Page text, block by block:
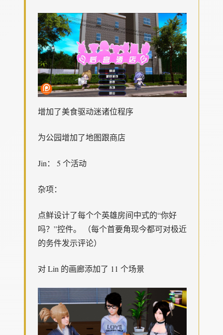
增加了美食驱动迷诸位程序
为公园增加了地图跟商店
Jin： 5 个活动
杂项：
点鲜设计了每个个英雄房间中式的“你好
吗？”控件。 （每个首要角现今都可对极近
的务件发示评论）
对 Lin 的画廊添加了 11 个场景